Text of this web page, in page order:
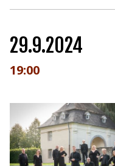
29.9.2024
19:00